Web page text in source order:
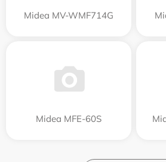
Midea MV-WMF714G
Midea MFE-60S